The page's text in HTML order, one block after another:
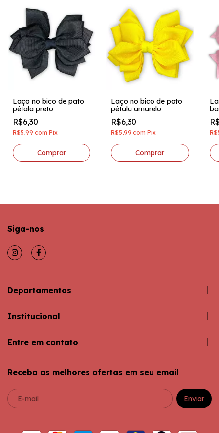
Laço no bico de pato
pétala preto
R$6,30
R$5,99 com Pix
Laço no bico de pato
pétala amarelo
R$6,30
R$5,99com Pix
Siga-nos
Departamentos
Institucional
Entre em contato
Receba as melhores ofertas em seu email